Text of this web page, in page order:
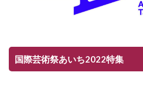
国際芸術祭あいち2022特集